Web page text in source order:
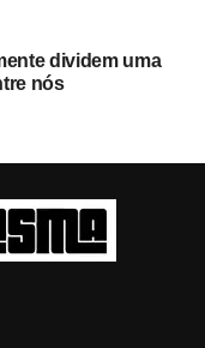
dividem uma
nós